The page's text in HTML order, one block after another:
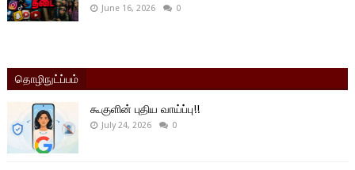
June 16, 2026 0
தொழிநுட்ப்பம்
கூகுளின் புதிய வாய்ப்பு!!
July 24, 2026 0